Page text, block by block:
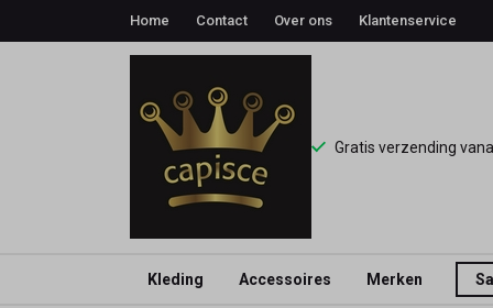
Home Contact Over ons Klantenservice
Gratis verzending
Kleding Accessoires Merken